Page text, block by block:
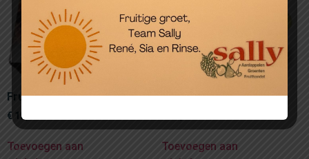
Fruitmand in doos
€ 15,00
Toevoegen aan
Fruitmand Zilver
Toevoegen aan